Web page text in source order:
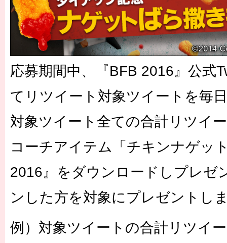
応募期間中、『BFB 2016』公式
てリツイート対象ツイートを毎
対象ツイート全ての合計リツイ
コーチアイテム「チキンナゲッ
2016』をダウンロードしプレゼ
ンした方を対象にプレゼントし
例）対象ツイートの合計リツイ